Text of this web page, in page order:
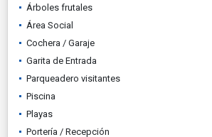
Árboles frutales
Área Social
Cochera / Garaje
Garita de Entrada
Parqueadero visitantes
Piscina
Playas
Portería / Recepción